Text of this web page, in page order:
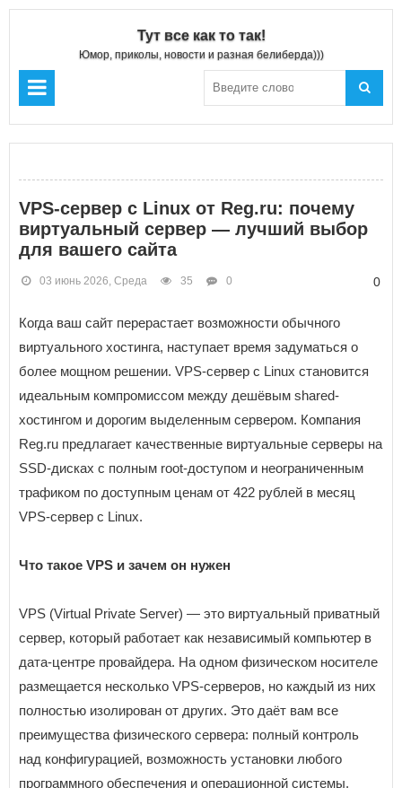
Тут все как то так!
Юмор, приколы, новости и разная белиберда)))
VPS-сервер с Linux от Reg.ru: почему
виртуальный сервер — лучший выбор
для вашего сайта
03 июнь 2026, Среда 35 0 0
Когда ваш сайт перерастает возможности обычного
виртуального хостинга, наступает время задуматься о
более мощном решении. VPS-сервер с Linux становится
идеальным компромиссом между дешёвым shared-
хостингом и дорогим выделенным сервером. Компания
Reg.ru предлагает качественные виртуальные серверы на
SSD-дисках с полным root-доступом и неограниченным
трафиком по доступным ценам от 422 рублей в месяц
VPS-сервер с Linux.
Что такое VPS и зачем он нужен
VPS (Virtual Private Server) — это виртуальный приватный
сервер, который работает как независимый компьютер в
дата-центре провайдера. На одном физическом носителе
размещается несколько VPS-серверов, но каждый из них
полностью изолирован от других. Это даёт вам все
преимущества физического сервера: полный контроль
над конфигурацией, возможность установки любого
программного обеспечения и операционной системы.